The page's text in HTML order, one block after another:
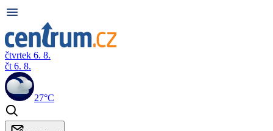
čtvrtek 6. 8.
čt 6. 8.
27°C